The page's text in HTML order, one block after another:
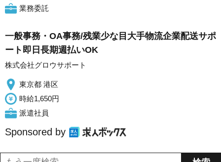
業務委託
一般事務・OA事務/残業少な目大手物流企業配送サポ
ート即日長期週払いOK
株式会社グロウサポート
東京都 港区
時給1,650円
派遣社員
Sponsored by